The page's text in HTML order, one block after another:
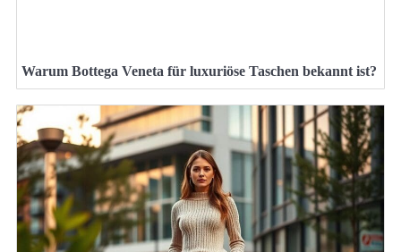
Warum Bottega Veneta für luxuriöse Taschen bekannt ist?